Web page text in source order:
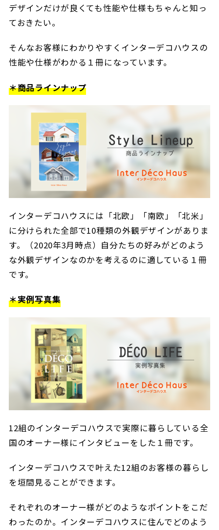
デザインだけが良くても性能や仕様もちゃんと知っ
ておきたい。
そんなお客様にわかりやすくインターデコハウスの
性能や仕様がわかる１冊になっています。
＊商品ラインナップ
インターデコハウスには「北欧」「南欧」「北米」
に分けられた全部で10種類の外観デザインがありま
す。（2020年3月時点）自分たちの好みがどのよう
な外観デザインなのかを考えるのに適している１冊
です。
＊実例写真集
12組のインターデコハウスで実際に暮らしている全
国のオーナー様にインタビューをした１冊です。
インターデコハウスで叶えた12組のお客様の暮らし
を垣間見ることができます。
それぞれのオーナー様がどのようなポイントをこだ
わったのか。インターデコハウスに住んでどのよう